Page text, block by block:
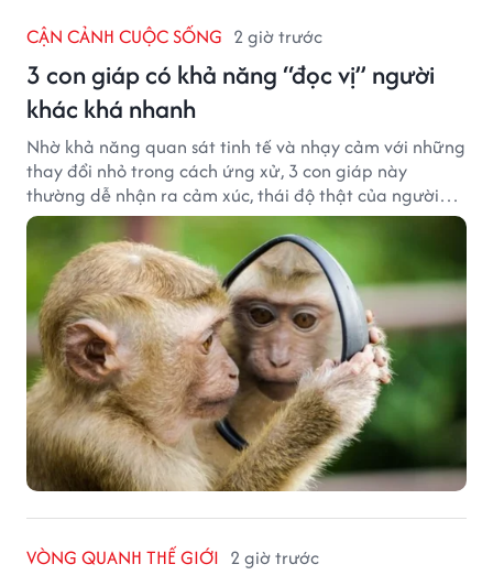
CẬN CẢNH CUỘC SỐNG 2 giờ trước
3 con giáp có khả năng “đọc vị” người
khác khá nhanh
Nhờ khả năng quan sát tinh tế và nhạy cảm với những
thay đổi nhỏ trong cách ứng xử, 3 con giáp này
thường dễ nhận ra cảm xúc, thái độ thật của người
đối diện.
VÒNG QUANH THẾ GIỚI 2 giờ trước